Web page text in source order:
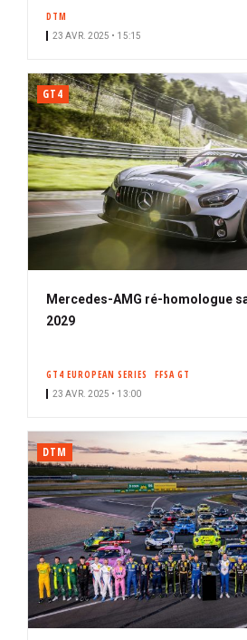
DTM
23 AVR. 2025 • 15:15
GT4
Mercedes-AMG ré-homologue
2029
GT4 EUROPEAN SERIES FFSA GT
23 AVR. 2025 • 13:00
DTM